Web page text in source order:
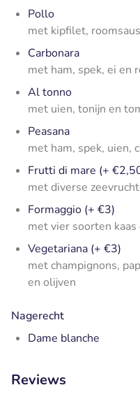
Pollo
met kipfilet,
Carbonara
met ham, spek, ei en
Al tonno
met uien, tonijn en
Peasana
met ham, spek, uien,
Frutti di mare (+
met diverse
Formaggio (+ €3)
met vier soorten kaas
Vegetariana (+ €3)
met champignons,
en olijven
Nagerecht
Dame blanche
Reviews